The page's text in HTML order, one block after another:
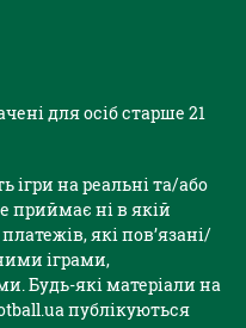
для осіб старше 21
ігри на реальні та/або
приймає ні в якій
які пов’язані/
іграми,
Будь-які матеріали на
публікуються